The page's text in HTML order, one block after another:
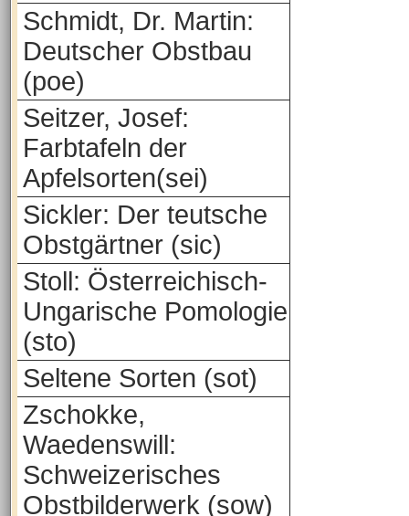
Schmidt, Dr. Martin:
Deutscher Obstbau
(poe)
Seitzer, Josef:
Farbtafeln der
Apfelsorten(sei)
Sickler: Der teutsche
Obstgärtner (sic)
Stoll: Österreichisch-
Ungarische Pomologie
(sto)
Seltene Sorten (sot)
Zschokke,
Waedenswill:
Schweizerisches
Obstbilderwerk (sow)